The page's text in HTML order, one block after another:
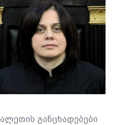
განცხადებები